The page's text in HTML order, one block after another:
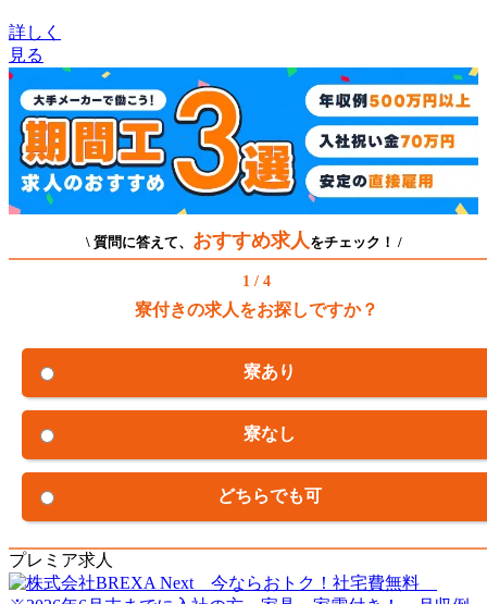
詳しく
見る
\ 質問に答えて、 おすすめ求人 をチェック！ /
1 / 4
寮付きの求人をお探しですか？
寮あり
寮なし
どちらでも可
プレミア求人